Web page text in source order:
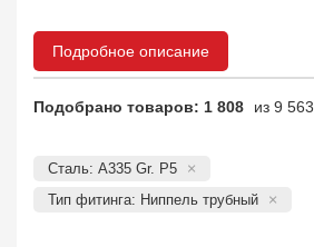
Заказать в 1 клик
Подробное описание
Подобрано товаров: 1 808 из 9 563
Сталь: A335 Gr. P5
Тип фитинга: Ниппель трубный